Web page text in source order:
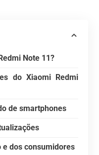
Note 11?
do Xiaomi Redmi
de smartphones
dos consumidores